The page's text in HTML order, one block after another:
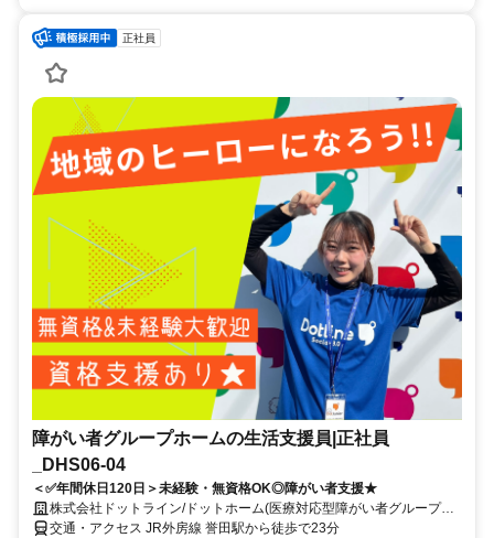
正社員
障がい者グループホームの生活支援員|正社員
_DHS06-04
＜✅年間休日120日＞未経験・無資格OK◎障がい者支援★
株式会社ドットライン/ドットホーム(医療対応型障がい者グループホ
ーム)誉田
交通・アクセス JR外房線 誉田駅から徒歩で23分